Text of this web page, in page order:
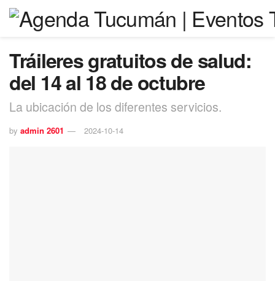
Tráileres gratuitos de salud:
del 14 al 18 de octubre
La ubicación de los diferentes servicios.
by admin 2601 2024-10-14